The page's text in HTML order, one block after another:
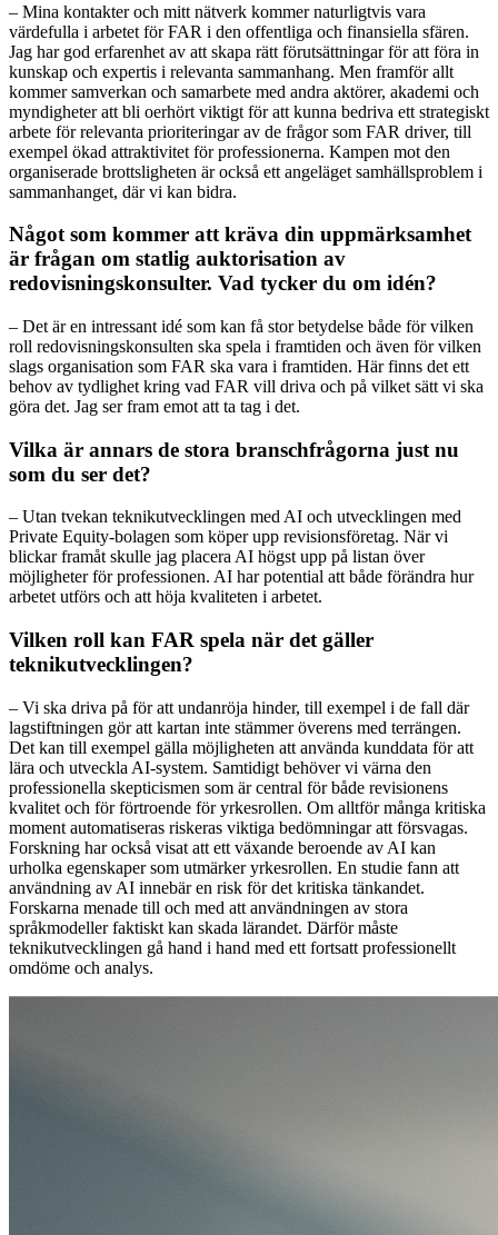
– Mina kontakter och mitt nätverk kommer naturligtvis vara
värdefulla i arbetet för FAR i den offentliga och finansiella sfären.
Jag har god erfarenhet av att skapa rätt förutsättningar för att föra in
kunskap och expertis i relevanta sammanhang. Men framför allt
kommer samverkan och samarbete med andra aktörer, akademi och
myndigheter att bli oerhört viktigt för att kunna bedriva ett strategiskt
arbete för relevanta prioriteringar av de frågor som FAR driver, till
exempel ökad attraktivitet för professionerna. Kampen mot den
organiserade brottsligheten är också ett angeläget samhällsproblem i
sammanhanget, där vi kan bidra.
Något som kommer att kräva din uppmärksamhet
är frågan om statlig auktorisation av
redovisningskonsulter. Vad tycker du om idén?
– Det är en intressant idé som kan få stor betydelse både för vilken
roll redovisningskonsulten ska spela i framtiden och även för vilken
slags organisation som FAR ska vara i framtiden. Här finns det ett
behov av tydlighet kring vad FAR vill driva och på vilket sätt vi ska
göra det. Jag ser fram emot att ta tag i det.
Vilka är annars de stora branschfrågorna just nu
som du ser det?
– Utan tvekan teknikutvecklingen med AI och utvecklingen med
Private Equity-bolagen som köper upp revisionsföretag. När vi
blickar framåt skulle jag placera AI högst upp på listan över
möjligheter för professionen. AI har potential att både förändra hur
arbetet utförs och att höja kvaliteten i arbetet.
Vilken roll kan FAR spela när det gäller
teknikutvecklingen?
– Vi ska driva på för att undanröja hinder, till exempel i de fall där
lagstiftningen gör att kartan inte stämmer överens med terrängen.
Det kan till exempel gälla möjligheten att använda kunddata för att
lära och utveckla AI-system. Samtidigt behöver vi värna den
professionella skepticismen som är central för både revisionens
kvalitet och för förtroende för yrkesrollen. Om alltför många kritiska
moment automatiseras riskeras viktiga bedömningar att försvagas.
Forskning har också visat att ett växande beroende av AI kan
urholka egenskaper som utmärker yrkesrollen. En studie fann att
användning av AI innebär en risk för det kritiska tänkandet.
Forskarna menade till och med att användningen av stora
språkmodeller faktiskt kan skada lärandet. Därför måste
teknikutvecklingen gå hand i hand med ett fortsatt professionellt
omdöme och analys.